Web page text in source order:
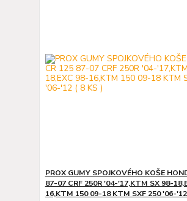
PROX GUMY SPOJKOVÉHO KOŠE
87-07 CRF 250R '04-'17,KTM SX 98-
16,KTM 150 09-18 KTM SXF 250 '06-